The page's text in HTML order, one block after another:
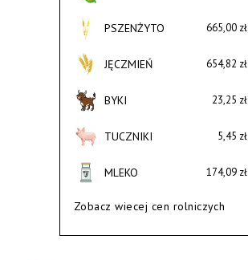
PSZENŻYTO 665,00 zł
JĘCZMIEŃ 654,82 zł
BYKI 23,25 zł
TUCZNIKI 5,45 zł
MLEKO 174,09 zł
Zobacz wiecej cen rolniczych